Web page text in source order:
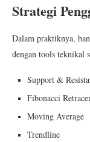
Strategi
Dalam praktiknya,
dengan tools teknikal
Support &
Fibonacci
Moving Average
Trendline